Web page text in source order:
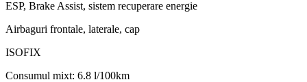
ESP, Brake Assist, sistem recuperare energie
Airbaguri frontale, laterale, cap
ISOFIX
Consumul mixt: 6.8 l/100km